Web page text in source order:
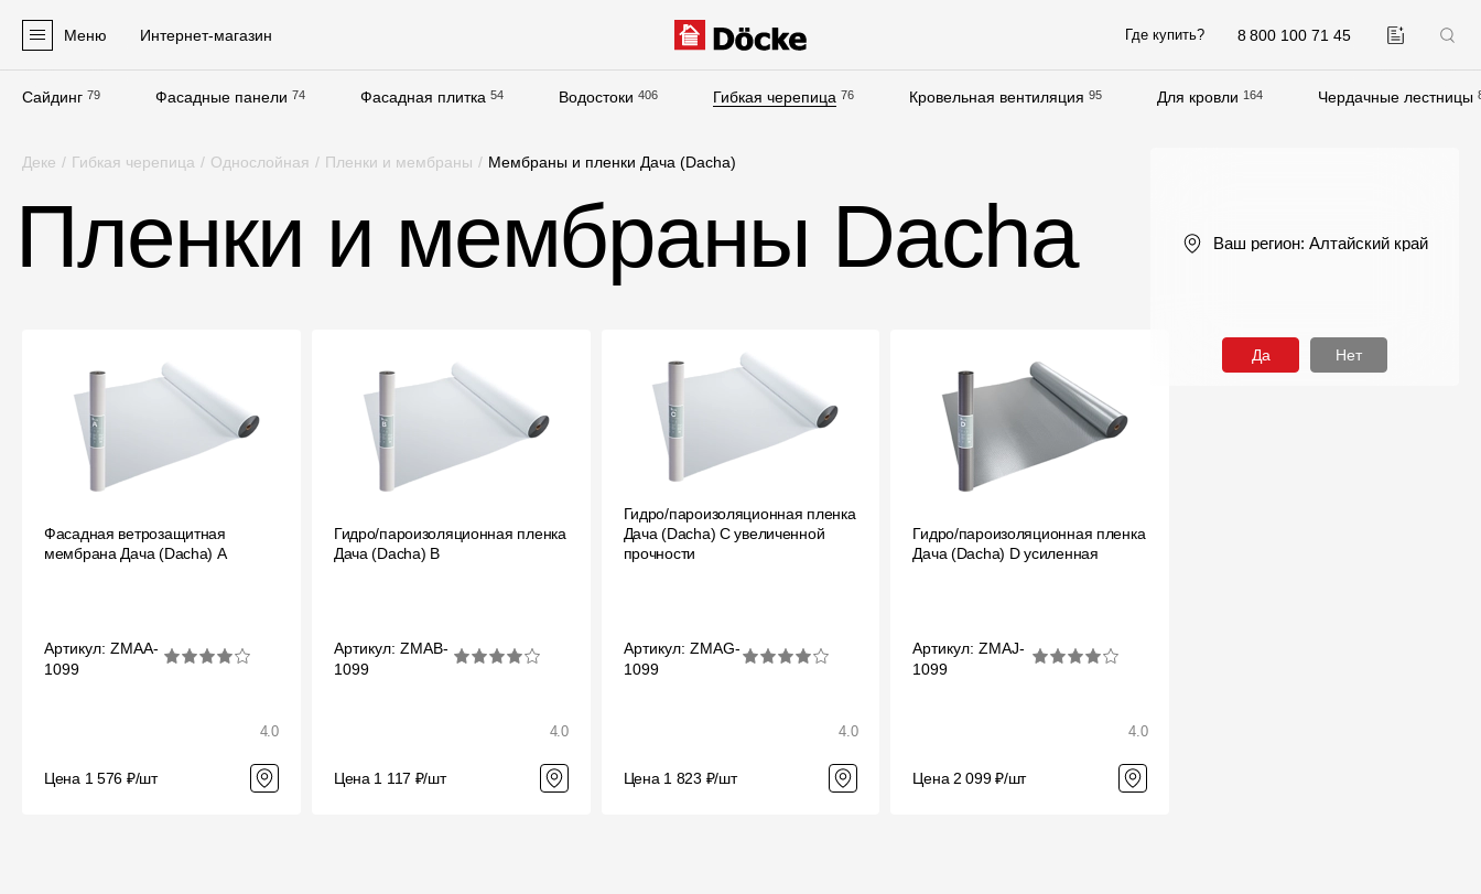
8 800 100 71 45
Меню Интернет-магазин Где купить?
Сайдинг 79 Фасадные панели 74 Фасадная плитка 54 Водостоки 406 Гибкая черепица 76 Кровельная вентиляция 95 Для кровли 164 Чердачные лестницы
Софиты
Комплектующие для фасадов
Пленки и мембраны
Мягкая кровля
Однослойная черепица
Кровельная вентиляция
системы
Инструкции по монтажу
Технические листы
Гарантии
Текстуры
Вопрос-ответ/Faq
Контакты
Контроль качества кровли
Отправка рекламации
Предложения по сотрудничеству
Вакансии
Отзывы
Деке / Гибкая черепица / Однослойная / Пленки и мембраны / Мембраны и пленки Дача (Dacha)
Пленки и мембраны Dacha
Фасадная ветрозащитная
мембрана Дача (Dacha) A
Артикул: ZMAA-
1099
4.0
Цена 1 576 ₽/шт
Гидро/пароизоляционная пленка
Дача (Dacha) B
Артикул: ZMAB-
1099
4.0
Цена 1 117 ₽/шт
Гидро/пароизоляционная пленка
Дача (Dacha) C увеличенной
прочности
Артикул: ZMAG-
1099
4.0
Цена 1 823 ₽/шт
Гидро/пароизоляционная пленка
Дача (Dacha) D усиленная
Артикул: ZMAJ-
1099
4.0
Цена 2 099 ₽/шт
Ваш регион: Алтайский край
Да Нет